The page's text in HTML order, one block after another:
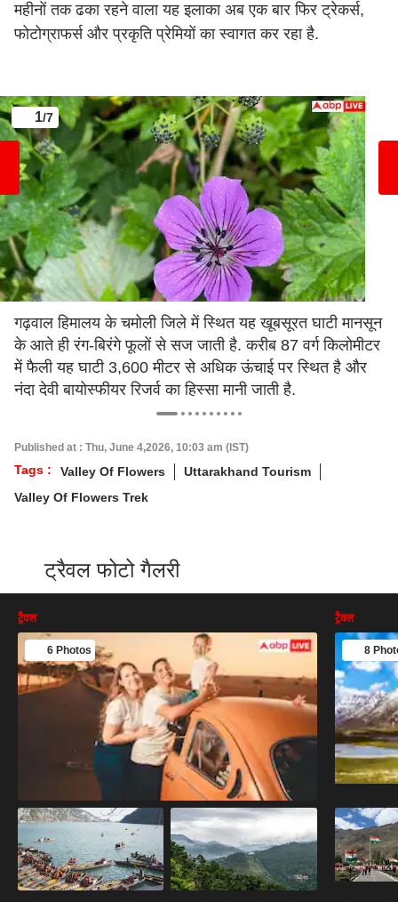
महीनों तक ढका रहने वाला यह इलाका अब एक बार फिर ट्रेकर्स,
फोटोग्राफर्स और प्रकृति प्रेमियों का स्वागत कर रहा है.
1/7
गढ़वाल हिमालय के चमोली जिले में स्थित यह खूबसूरत घाटी मानसून
के आते ही रंग-बिरंगे फूलों से सज जाती है. करीब 87 वर्ग किलोमीटर
में फैली यह घाटी 3,600 मीटर से अधिक ऊंचाई पर स्थित है और
नंदा देवी बायोस्फीयर रिजर्व का हिस्सा मानी जाती है.
Published at : Thu, June 4,2026, 10:03 am (IST)
Tags : Valley Of Flowers
Uttarakhand Tourism
Valley Of Flowers Trek
ट्रैवल फोटो गैलरी
ट्रैवल
6 Photos
ट्रैवल
8